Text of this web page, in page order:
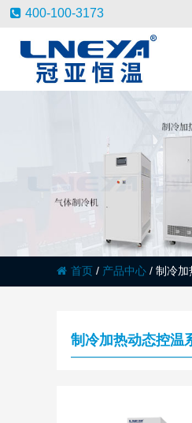
400-100-3173
首页 / 产品中心 / 制冷加
制冷加热动态控温